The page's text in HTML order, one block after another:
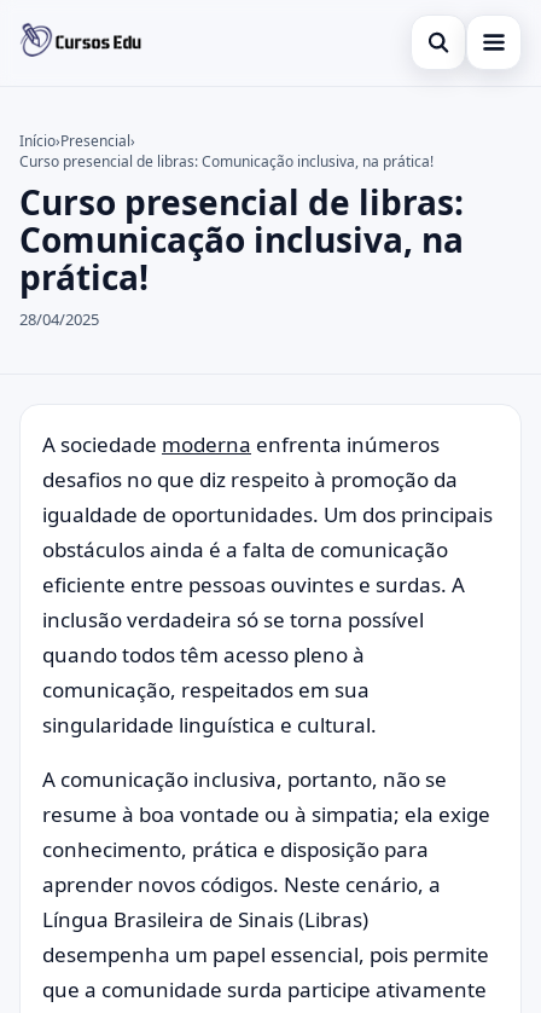
Abrir busca
Inglês
Idiomas
espanhol
Buscar no site
Buscar por:
Pressione Enter para buscar ou ESC para fechar.
Início›Presencial›
Curso presencial de libras: Comunicação inclusiva, na prática!
Curso presencial de libras:
Comunicação inclusiva, na
prática!
28/04/2025
A sociedade moderna enfrenta inúmeros
desafios no que diz respeito à promoção da
igualdade de oportunidades. Um dos principais
obstáculos ainda é a falta de comunicação
eficiente entre pessoas ouvintes e surdas. A
inclusão verdadeira só se torna possível
quando todos têm acesso pleno à
comunicação, respeitados em sua
singularidade linguística e cultural.
A comunicação inclusiva, portanto, não se
resume à boa vontade ou à simpatia; ela exige
conhecimento, prática e disposição para
aprender novos códigos. Neste cenário, a
Língua Brasileira de Sinais (Libras)
desempenha um papel essencial, pois permite
que a comunidade surda participe ativamente